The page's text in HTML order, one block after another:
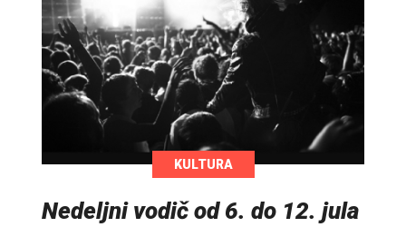
KULTURA
Nedeljni vodič od 6. do 12. jula